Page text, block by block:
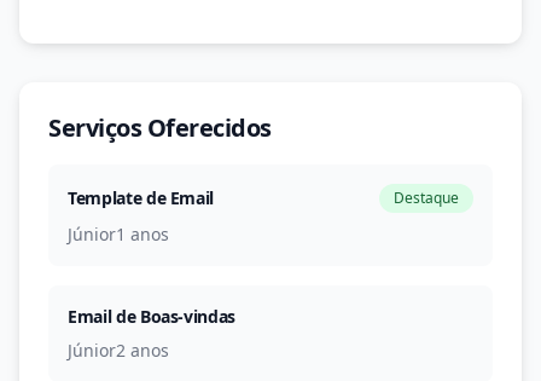
Serviços Oferecidos
Template de Email Destaque
Júnior1 anos
Email de Boas-vindas
Júnior2 anos